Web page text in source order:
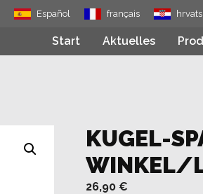
Español français
Start Aktuelles
KUGEL-
WINKEL/
26,90 €